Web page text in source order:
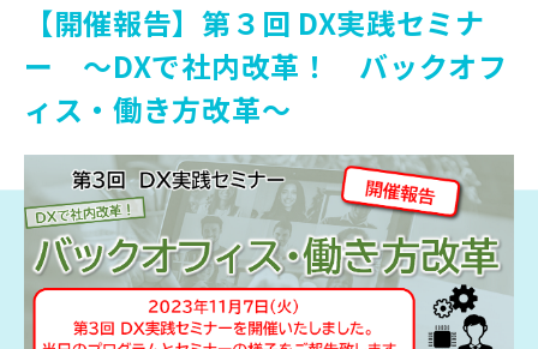
【開催報告】第３回 DX実践セミナ
ー ～DXで社内改革！ バックオフ
ィス・働き方改革～